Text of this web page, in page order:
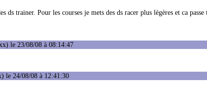
trainer. Pour les courses je mets des ds racer plus lègères et ca passe
le 23/08/08 à 08:14:47
le 24/08/08 à 12:41:30